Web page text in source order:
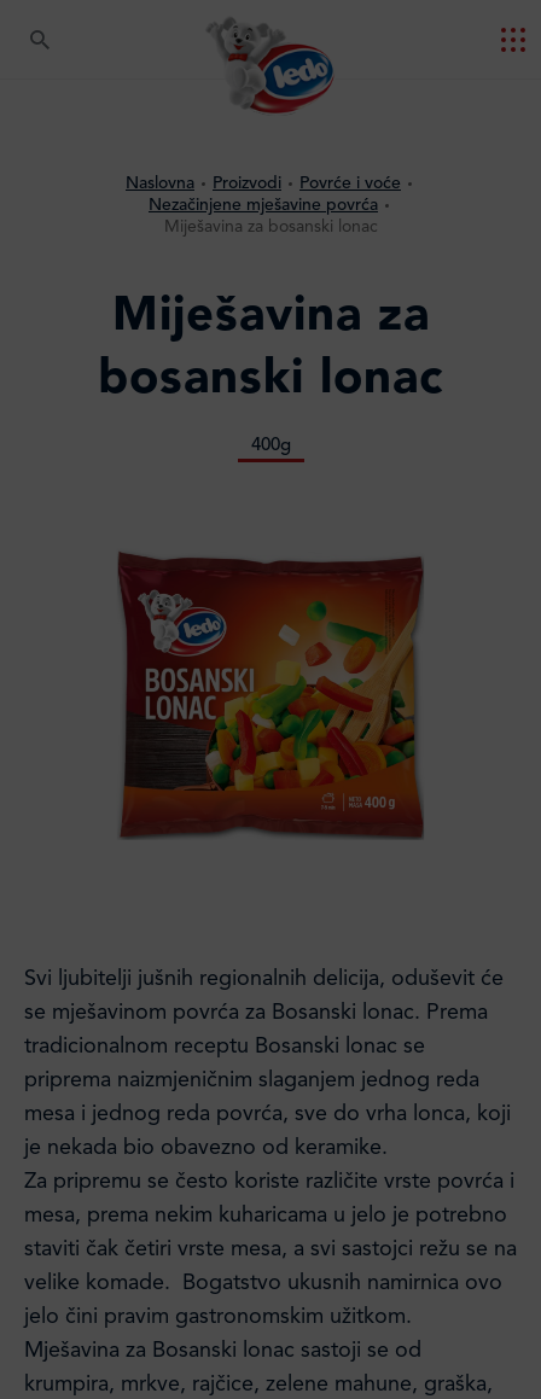
Naslovna Proizvodi
Povrće i voće
Nezačinjene mješavine povrća
Miješavina za bosanski lonac
Miješavina za
bosanski lonac
400g
Svi ljubitelji jušnih regionalnih delicija, oduševit će
se mješavinom povrća za Bosanski lonac. Prema
tradicionalnom receptu Bosanski lonac se
priprema naizmjeničnim slaganjem jednog reda
mesa i jednog reda povrća, sve do vrha lonca, koji
je nekada bio obavezno od keramike.
Za pripremu se često koriste različite vrste povrća i
mesa, prema nekim kuharicama u jelo je potrebno
staviti čak četiri vrste mesa, a svi sastojci režu se na
velike komade. Bogatstvo ukusnih namirnica ovo
jelo čini pravim gastronomskim užitkom.
Mješavina za Bosanski lonac sastoji se od
krumpira, mrkve, rajčice, zelene mahune, graška,